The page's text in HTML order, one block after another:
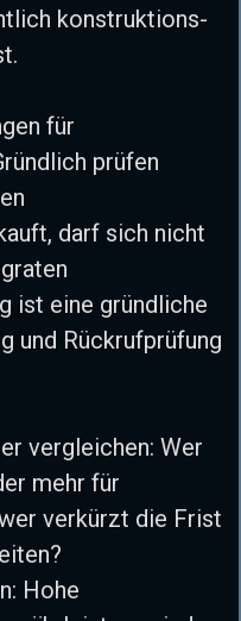
konstruktions-
für
prüfen
darf sich nicht
ist eine gründliche
und Rückrufprüfung
vergleichen: Wer
mehr für
verkürzt die Frist
Hohe